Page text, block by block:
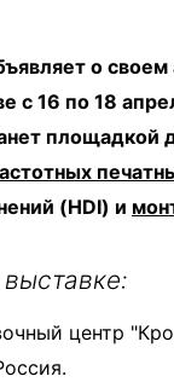
о
с 16 по 18
площадкой
(HDI) и
центр